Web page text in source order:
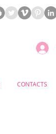
CONTACTS